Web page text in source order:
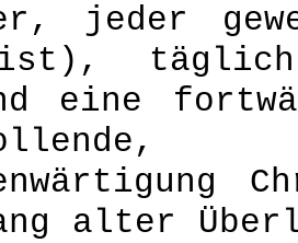
jeder
eine
alter